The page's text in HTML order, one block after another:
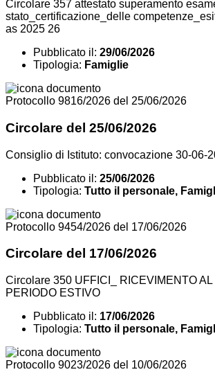
Circolare 357 attestato superamento
stato_certificazione_delle
as 2025 26
Pubblicato il: 29/06/2026
Tipologia: Famiglie
Protocollo 9816/2026 del 25/06/2026
Circolare del 25/06/2026
Consiglio di Istituto: convocazione 30-06-
Pubblicato il: 25/06/2026
Tipologia: Tutto il personale,
Protocollo 9454/2026 del 17/06/2026
Circolare del 17/06/2026
Circolare 350 UFFICI_ RICEVIMENTO
PERIODO ESTIVO
Pubblicato il: 17/06/2026
Tipologia: Tutto il personale,
Protocollo 9023/2026 del 10/06/2026